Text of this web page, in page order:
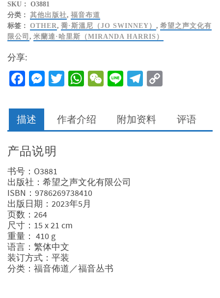
-
信
心、
盼
和
款
待
SKU： O3881
分类： 其他出版社, 福音布道
标签： OTHER, 喬·斯溫尼（JO SWINNEY） , 希望之声文化有
限公司 , 米蘭達·哈里斯（MIRANDA HARRIS）
分享:
Facebook
Messenger
Twitter
WhatsApp
WeChat
LineTelegram
描述 作者介绍 附加资料 评语
产品说明
书号：O3881
出版社：希望之声文化有限公司
ISBN：9786269738410
出版日期：2023年5月
页数：264
尺寸：15 x 21 cm
重量： 410 g
语言：繁体中文
装订方式：平装
分类：福音佈道／福音丛书